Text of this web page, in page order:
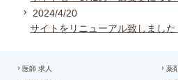
2024/4/20
サイトをリニューアル致しました
医師 求人 薬